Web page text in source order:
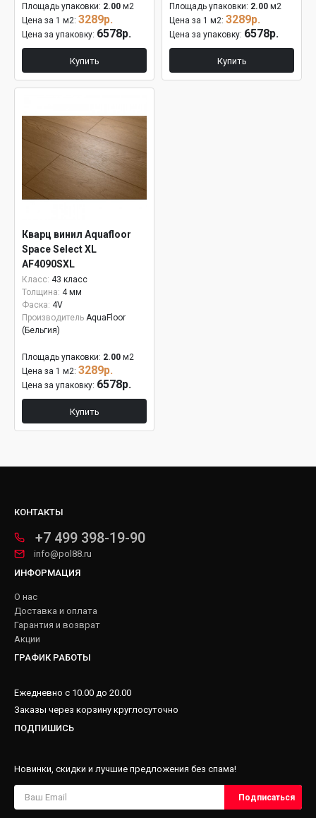
Площадь упаковки: 2.00 м2
Цена за 1 м2: 3289р.
Цена за упаковку: 6578р.
Купить
Площадь упаковки: 2.00 м2
Цена за 1 м2: 3289р.
Цена за упаковку: 6578р.
Купить
Кварц винил Aquafloor
Space Select XL
AF4090SXL
Класс: 43 класс
Толщина: 4 мм
Фаска: 4V
Производитель AquaFloor
(Бельгия)
Площадь упаковки: 2.00 м2
Цена за 1 м2: 3289р.
Цена за упаковку: 6578р.
Купить
КОНТАКТЫ
+7 499 398-19-90
info@pol88.ru
ИНФОРМАЦИЯ
О нас
Доставка и оплата
Гарантия и возврат
Акции
ГРАФИК РАБОТЫ
Ежедневно с 10.00 до 20.00
Заказы через корзину круглосуточно
ПОДПИШИСЬ
Новинки, скидки и лучшие предложения без спама!